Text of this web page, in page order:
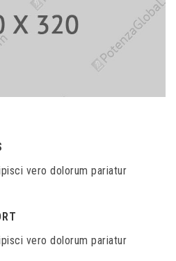
vero dolorum pariatur
vero dolorum pariatur